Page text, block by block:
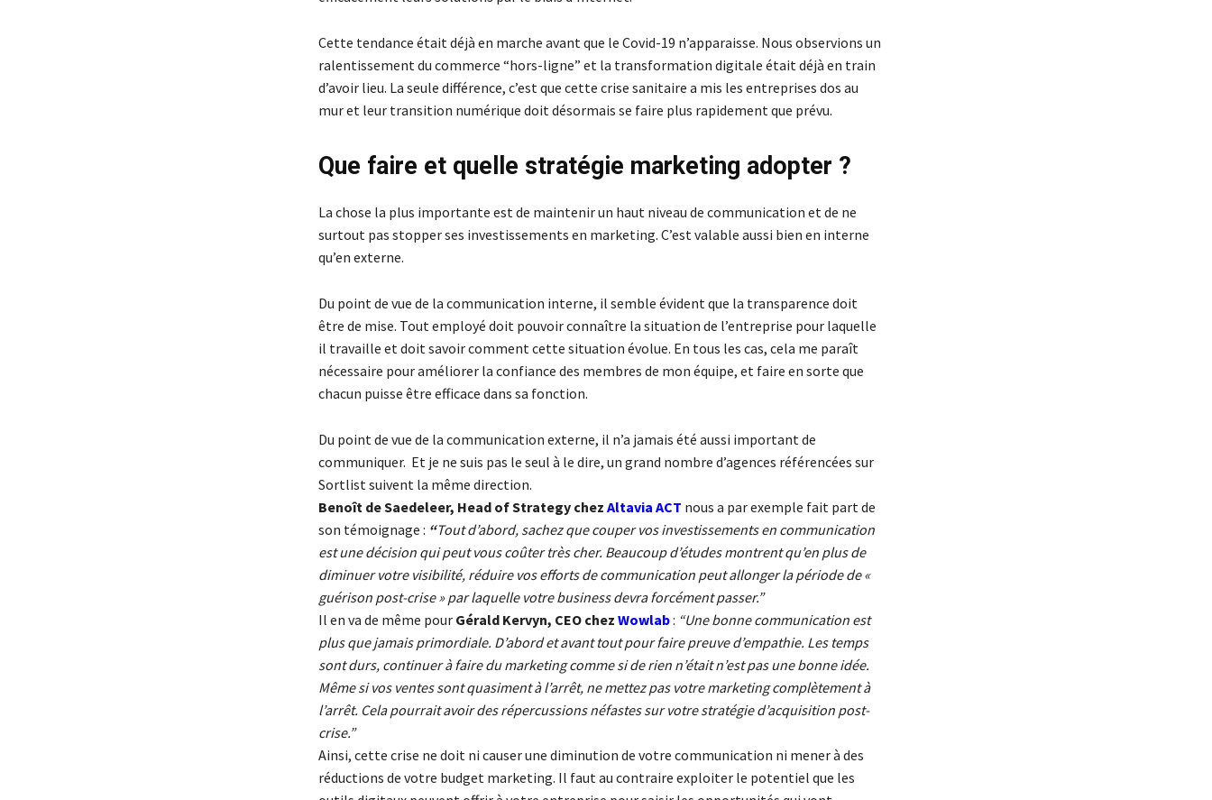
Cette tendance était déjà en marche avant que le Covid-19 n’apparaisse. Nous observions un
ralentissement du commerce “hors-ligne” et la transformation digitale était déjà en train
d’avoir lieu. La seule différence, c’est que cette crise sanitaire a mis les entreprises dos au
mur et leur transition numérique doit désormais se faire plus rapidement que prévu.
Que faire et quelle stratégie marketing adopter ?
La chose la plus importante est de maintenir un haut niveau de communication et de ne
surtout pas stopper ses investissements en marketing. C’est valable aussi bien en interne
qu’en externe.
Du point de vue de la communication interne, il semble évident que la transparence doit
être de mise. Tout employé doit pouvoir connaître la situation de l’entreprise pour laquelle
il travaille et doit savoir comment cette situation évolue. En tous les cas, cela me paraît
nécessaire pour améliorer la confiance des membres de mon équipe, et faire en sorte que
chacun puisse être efficace dans sa fonction.
Du point de vue de la communication externe, il n’a jamais été aussi important de
communiquer. Et je ne suis pas le seul à le dire, un grand nombre d’agences référencées sur
Sortlist suivent la même direction.
Benoît de Saedeleer, Head of Strategy chez Altavia ACT nous a par exemple fait part de
son témoignage : “Tout d’abord, sachez que couper vos investissements en communication
est une décision qui peut vous coûter très cher. Beaucoup d’études montrent qu’en plus de
diminuer votre visibilité, réduire vos efforts de communication peut allonger la période de «
guérison post-crise » par laquelle votre business devra forcément passer.”
Il en va de même pour Gérald Kervyn, CEO chez Wowlab: “Une bonne communication est
plus que jamais primordiale. D’abord et avant tout pour faire preuve d’empathie. Les temps
sont durs, continuer à faire du marketing comme si de rien n’était n’est pas une bonne idée.
Même si vos ventes sont quasiment à l’arrêt, ne mettez pas votre marketing complètement à
l’arrêt. Cela pourrait avoir des répercussions néfastes sur votre stratégie d’acquisition post-
crise.”
Ainsi, cette crise ne doit ni causer une diminution de votre communication ni mener à des
réductions de votre budget marketing. Il faut au contraire exploiter le potentiel que les